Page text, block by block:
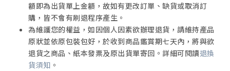
額即為出貨單上金額，故如有更改訂單、缺貨或取消訂
購，皆不會有刷退程序產生。
為維護您的權益，如因個人因素欲辦理退貨，請維持產品
原狀並依原包裝包好，於收到商品鑑賞期七天內，將與欲
退貨之商品、紙本發票及原出貨單寄回。詳細可閱讀退換
貨須知 。